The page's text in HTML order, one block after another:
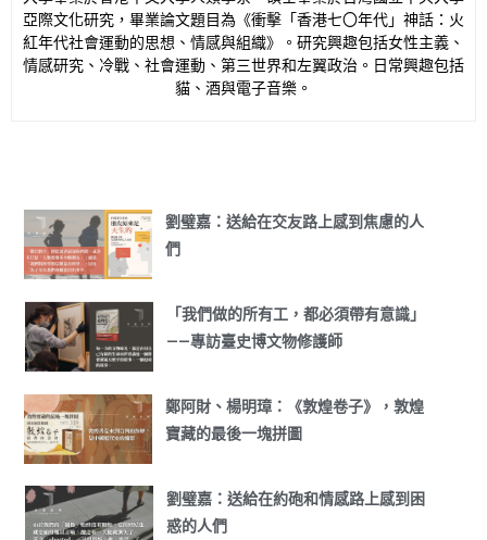
亞際文化研究，畢業論文題目為《衝擊「香港七〇年代」神話：火
紅年代社會運動的思想、情感與組織》。研究興趣包括女性主義、
情感研究、冷戰、社會運動、第三世界和左翼政治。日常興趣包括
貓、酒與電子音樂。
劉璧嘉：送給在交友路上感到焦慮的人
們
「我們做的所有工，都必須帶有意識」
——專訪臺史博文物修護師
鄭阿財、楊明璋：《敦煌卷子》，敦煌
寶藏的最後一塊拼圖
劉璧嘉：送給在約砲和情感路上感到困
惑的人們